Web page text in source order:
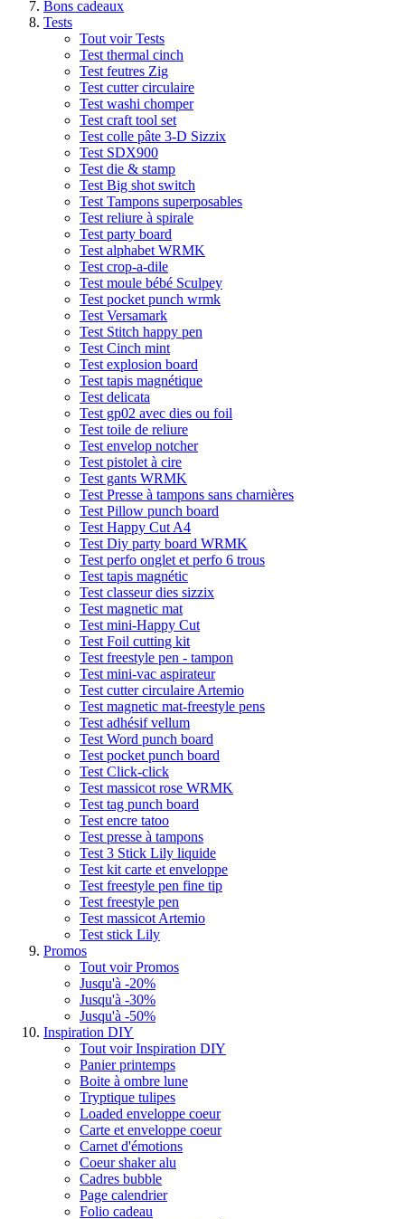
Bons cadeaux
Tests
Tout voir Tests
Test thermal cinch
Test feutres Zig
Test cutter circulaire
Test washi chomper
Test craft tool set
Test colle pâte 3-D Sizzix
Test SDX900
Test die & stamp
Test Big shot switch
Test Tampons superposables
Test reliure à spirale
Test party board
Test alphabet WRMK
Test crop-a-dile
Test moule bébé Sculpey
Test pocket punch wrmk
Test Versamark
Test Stitch happy pen
Test Cinch mint
Test explosion board
Test tapis magnétique
Test delicata
Test gp02 avec dies ou foil
Test toile de reliure
Test envelop notcher
Test pistolet à cire
Test gants WRMK
Test Presse à tampons sans charnières
Test Pillow punch board
Test Happy Cut A4
Test Diy party board WRMK
Test perfo onglet et perfo 6 trous
Test tapis magnétic
Test classeur dies sizzix
Test magnetic mat
Test mini-Happy Cut
Test Foil cutting kit
Test freestyle pen - tampon
Test mini-vac aspirateur
Test cutter circulaire Artemio
Test magnetic mat-freestyle pens
Test adhésif vellum
Test Word punch board
Test pocket punch board
Test Click-click
Test massicot rose WRMK
Test tag punch board
Test encre tatoo
Test presse à tampons
Test 3 Stick Lily liquide
Test kit carte et enveloppe
Test freestyle pen fine tip
Test freestyle pen
Test massicot Artemio
Test stick Lily
Promos
Tout voir Promos
Jusqu'à -20%
Jusqu'à -30%
Jusqu'à -50%
Inspiration DIY
Tout voir Inspiration DIY
Panier printemps
Boite à ombre lune
Tryptique tulipes
Loaded enveloppe coeur
Carte et enveloppe coeur
Carnet d'émotions
Coeur shaker alu
Cadres bubble
Page calendrier
Folio cadeau